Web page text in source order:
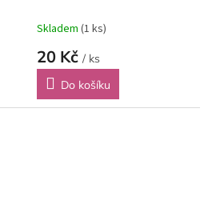
Skladem (1 ks)
20 Kč / ks
Do košíku